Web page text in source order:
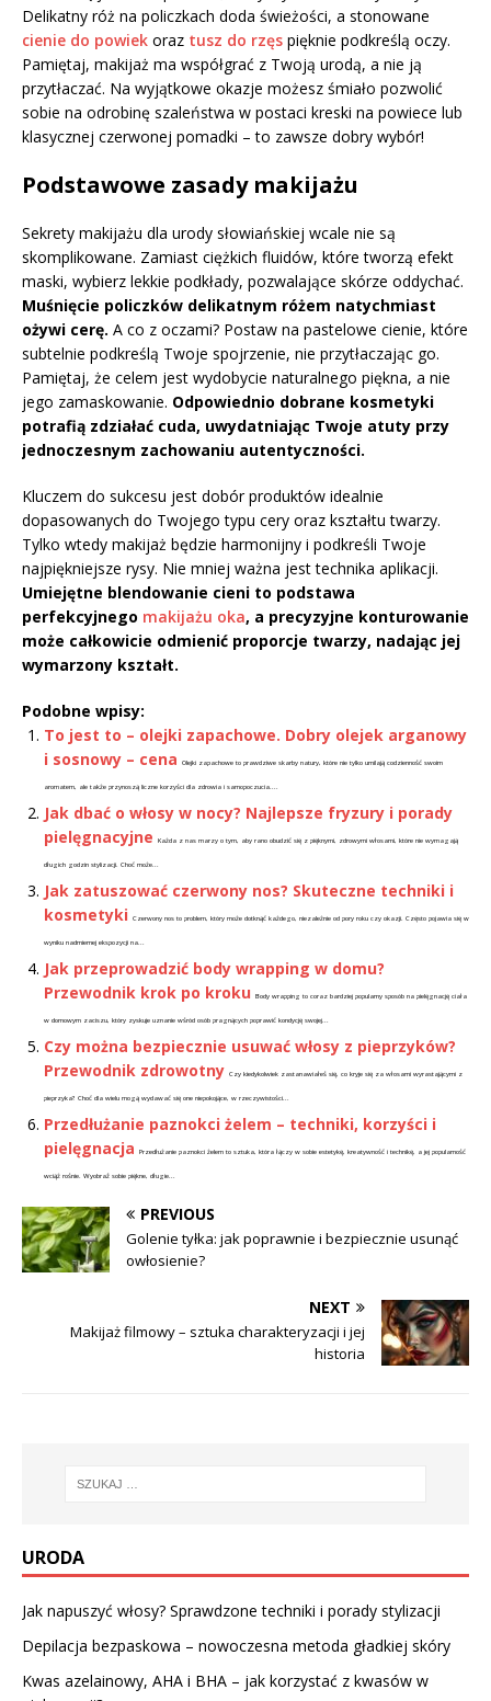
Delikatny róż na policzkach doda świeżości, a stonowane
cienie do powiek oraz tusz do rzęs pięknie podkreślą oczy.
Pamiętaj, makijaż ma współgrać z Twoją urodą, a nie ją
przytłaczać. Na wyjątkowe okazje możesz śmiało pozwolić
sobie na odrobinę szaleństwa w postaci kreski na powiece lub
klasycznej czerwonej pomadki – to zawsze dobry wybór!
Podstawowe zasady makijażu
Sekrety makijażu dla urody słowiańskiej wcale nie są
skomplikowane. Zamiast ciężkich fluidów, które tworzą efekt
maski, wybierz lekkie podkłady, pozwalające skórze oddychać.
Muśnięcie policzków delikatnym różem natychmiast
ożywi cerę. A co z oczami? Postaw na pastelowe cienie, które
subtelnie podkreślą Twoje spojrzenie, nie przytłaczając go.
Pamiętaj, że celem jest wydobycie naturalnego piękna, a nie
jego zamaskowanie. Odpowiednio dobrane kosmetyki
potrafią zdziałać cuda, uwydatniając Twoje atuty przy
jednoczesnym zachowaniu autentyczności.
Kluczem do sukcesu jest dobór produktów idealnie
dopasowanych do Twojego typu cery oraz kształtu twarzy.
Tylko wtedy makijaż będzie harmonijny i podkreśli Twoje
najpiękniejsze rysy. Nie mniej ważna jest technika aplikacji.
Umiejętne blendowanie cieni to podstawa
perfekcyjnego makijażu oka, a precyzyjne konturowanie
może całkowicie odmienić proporcje twarzy, nadając jej
wymarzony kształt.
Podobne wpisy:
To jest to – olejki zapachowe. Dobry olejek arganowy
i sosnowy – cena
Olejki zapachowe to prawdziwe skarby natury, które nie tylko umilają codzienność swoim
aromatem, ale także przynoszą liczne korzyści dla zdrowia i samopoczucia....
Jak dbać o włosy w nocy? Najlepsze fryzury i porady
pielęgnacyjne
Każda z nas marzy o tym, aby rano obudzić się z pięknymi, zdrowymi włosami, które nie wymagają
długich godzin stylizacji. Choć może...
Jak zatuszować czerwony nos? Skuteczne techniki i
kosmetyki
Czerwony nos to problem, który może dotknąć każdego, niezależnie od pory roku czy okazji. Często pojawia się w
wyniku nadmiernej ekspozycji na...
Jak przeprowadzić body wrapping w domu?
Przewodnik krok po kroku
Body wrapping to coraz bardziej popularny sposób na pielęgnację ciała
w domowym zaciszu, który zyskuje uznanie wśród osób pragnących poprawić kondycję swojej...
Czy można bezpiecznie usuwać włosy z pieprzyków?
Przewodnik zdrowotny Czy kiedykolwiek zastanawiałeś się, co kryje się za włosami wyrastającymi z
pieprzyka? Choć dla wielu mogą wydawać się one niepokojące, w rzeczywistości...
Przedłużanie paznokci żelem – techniki, korzyści i
pielęgnacja
Przedłużanie paznokci żelem to sztuka, która łączy w sobie estetykę, kreatywność i technikę, a jej popularność
wciąż rośnie. Wyobraź sobie piękne, długie...
PREVIOUS
Golenie tyłka: jak poprawnie i bezpiecznie usunąć
owłosienie?
NEXT
Makijaż filmowy – sztuka charakteryzacji i jej
historia
URODA
Jak napuszyć włosy? Sprawdzone techniki i porady stylizacji
Depilacja bezpaskowa – nowoczesna metoda gładkiej skóry
Kwas azelainowy, AHA i BHA – jak korzystać z kwasów w